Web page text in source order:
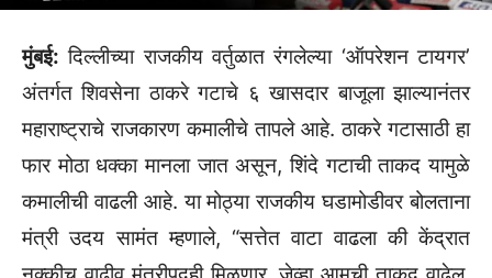
मुंबई: दिल्लीच्या राजकीय वर्तुळात रंगलेल्या ‘ऑपरेशन टायगर’
अंतर्गत शिवसेना ठाकरे गटाचे ६ खासदार बाजूला झाल्यानंतर
महाराष्ट्राचे राजकारण कमालीचे तापले आहे. ठाकरे गटासाठी हा
फार मोठा धक्का मानला जात असून, शिंदे गटाची ताकद यामुळे
कमालीची वाढली आहे. या मोठ्या राजकीय घडामोडीवर बोलताना
मंत्री उदय सामंत म्हणाले, “सत्तेत वाटा वाढला की केंद्रात